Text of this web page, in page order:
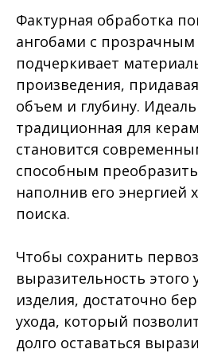
Фактурная обработка
ангобами с
подчеркивает
произведения,
объем и глубину.
традиционная для
становится
способным
наполнив его энергией
поиска.
Чтобы сохранить
выразительность этого
изделия, достаточно
ухода, который
долго оставаться